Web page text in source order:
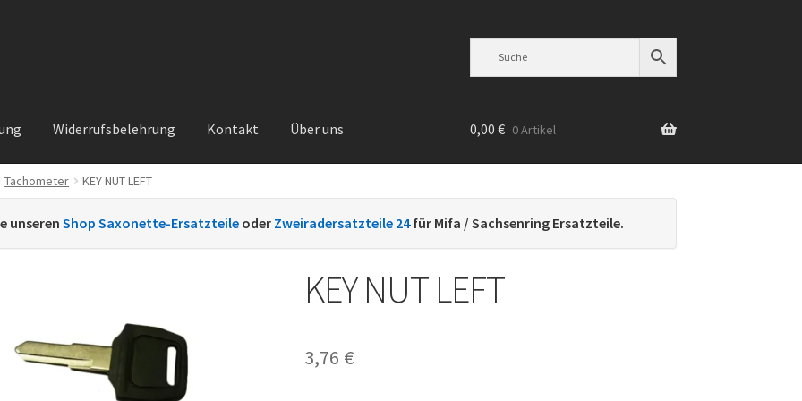
Widerrufsbelehrung Kontakt Über uns
KontaktSachs Ersatzteile
0,00 € 0 Artikel
Tachometer KEY NUT LEFT
unseren Shop Saxonette-Ersatzteile oder Zweiradersatzteile 24für Mifa / Sachsenring Ersatzteile.
KEY NUT LEFT
3,76 €